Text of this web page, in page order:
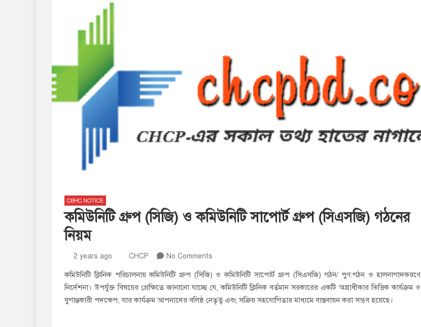
CBHC NOTICE
কমিউনিটি গ্রুপ (সিজি) ও কমিউনিটি সাপোর্ট গ্রুপ (সিএসজি) গঠনের
নিয়ম
2 years ago CHCP No Comments
কমিউনিটি ক্লিনিক পরিচালনায় কমিউনিটি গ্রুপ (সিজি) ও কমিউনিটি সাপোর্ট গ্রুপ (সিএসজি) গঠন/ ‍পুণ:গঠন ও হালনাগাদকরণে
নির্দেশনা। উপর্যুক্ত বিষয়ের প্রেক্ষিতে জানানো যাচ্ছে যে, কমিউনিটি ক্লিনিক বর্তমান সরকারের একটি অগ্রাধীকার ভিত্তিক কার্যক্রম ও
যুগান্তকারী পদক্ষেপ, যার কার্যক্রম আপনাদের বলিষ্ঠ নেতৃত্ব এবং সক্রিয় সহযোগিতার মাধ্যমে বাস্তবায়ন করা সম্ভব হয়েছে।